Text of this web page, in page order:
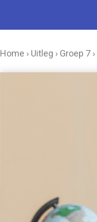
Home › Uitleg › Groep 7 ›